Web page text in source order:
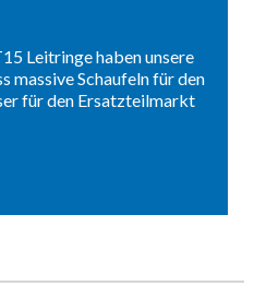
Leitringe haben unsere
massive Schaufeln für den
für den Ersatzteilmarkt